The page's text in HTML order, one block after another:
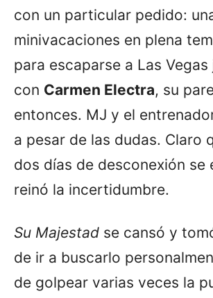
con un particular pedido:
minivacaciones en plena
para escaparse a Las Vegas
con Carmen Electra, su
entonces. MJ y el
a pesar de las dudas. Claro
dos días de desconexión se
reinó la incertidumbre.
Su Majestad se cansó y
de ir a buscarlo
de golpear varias veces la